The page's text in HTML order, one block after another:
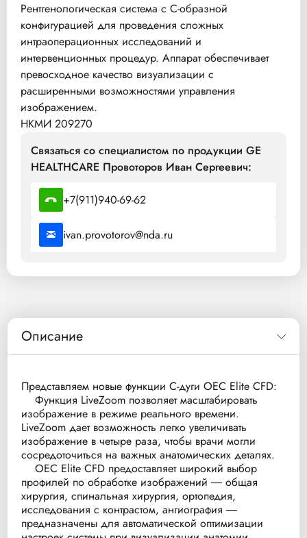
Рентгенологическая система с С-образной
конфигурацией для проведения сложных
интраоперационных исследований и
интервенционных процедур. Аппарат обеспечивает
превосходное качество визуализации с
расширенными возможностями управления
изображением.
НКМИ 209270
Связаться со специалистом по продукции GE
HEALTHCARE Провоторов Иван Сергеевич:
+7(911)940-69-62
ivan.provotorov@nda.ru
Описание
Представляем новые функции С-дуги OEC Elite CFD:
Функция LiveZoom позволяет масштабировать
изображение в режиме реального времени.
LiveZoom дает возможность легко увеличивать
изображение в четыре раза, чтобы врачи могли
сосредоточиться на важных анатомических деталях.
OEC Elite CFD предоставляет широкий выбор
профилей по обработке изображений ― общая
хирургия, спинальная хирургия, ортопедия,
исследования с контрастом, ангиография ―
предназначены для автоматической оптимизации